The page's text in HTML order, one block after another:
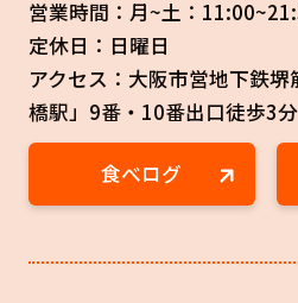
営業時間：月~土：
定休日：日曜日
アクセス：大阪市営地下鉄
橋駅」9番・10番出口徒歩3分
食べログ